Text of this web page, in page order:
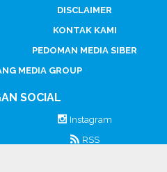
DISCLAIMER
KONTAK KAMI
PEDOMAN MEDIA SIBER
MEDIA GROUP
SOCIAL
Instagram
RSS